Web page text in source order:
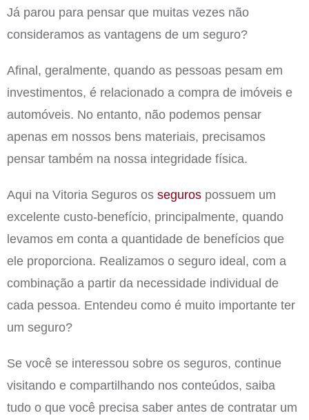
Já parou para pensar que muitas vezes não
consideramos as vantagens de um seguro?
Afinal, geralmente, quando as pessoas pesam em
investimentos, é relacionado a compra de imóveis e
automóveis. No entanto, não podemos pensar
apenas em nossos bens materiais, precisamos
pensar também na nossa integridade física.
Aqui na Vitoria Seguros os seguros possuem um
excelente custo-benefício, principalmente, quando
levamos em conta a quantidade de benefícios que
ele proporciona. Realizamos o seguro ideal, com a
combinação a partir da necessidade individual de
cada pessoa. Entendeu como é muito importante ter
um seguro?
Se você se interessou sobre os seguros, continue
visitando e compartilhando nos conteúdos, saiba
tudo o que você precisa saber antes de contratar um